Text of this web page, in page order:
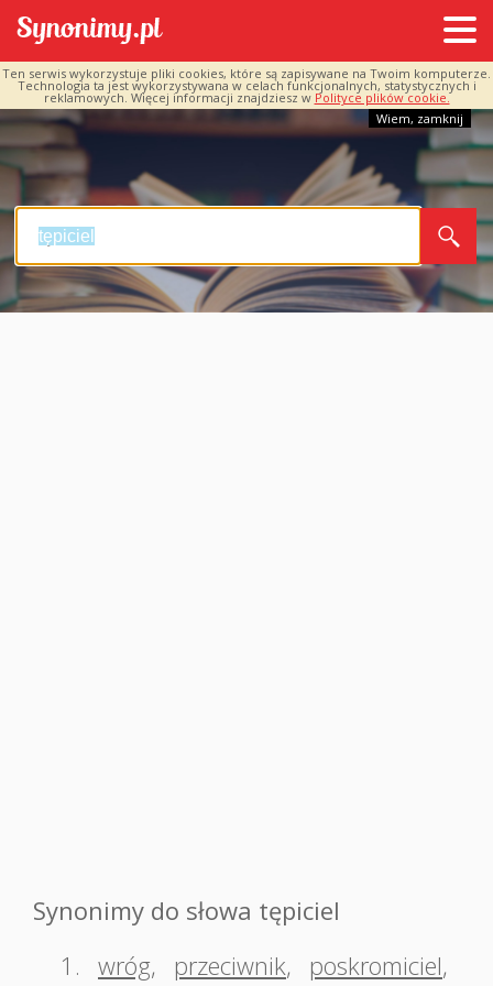
Ten serwis wykorzystuje pliki cookies, które są zapisywane na Twoim komputerze.
Technologia ta jest wykorzystywana w celach funkcjonalnych, statystycznych i
reklamowych. Więcej informacji znajdziesz w Polityce plików cookie.
Wiem, zamknij
Synonimy do słowa tępiciel
1. wróg, przeciwnik, poskromiciel,